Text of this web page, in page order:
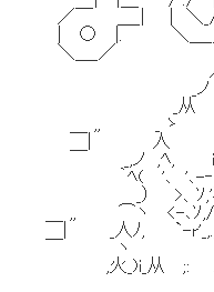
／￣ ＿_| | ＼
| ○ |. ＼＿_＿
＼＿_／ 人
人)ヾ
_ノ ,ﾍ ,
_从 く< '
,, _ ゝ , '´｀
￣| 人 ,' , ,
￣ _,ノ ,ﾍ, i
｀ﾍ( '､ '､-‐iﾙ
_） >、ｿ,'ﾐﾘ
,, ⌒ヽ <-､ｿ,/ノ|,:
￣| _人ﾉ, `-
￣ ヽ ;!〈
,火_)i_从 ;: ﾉ